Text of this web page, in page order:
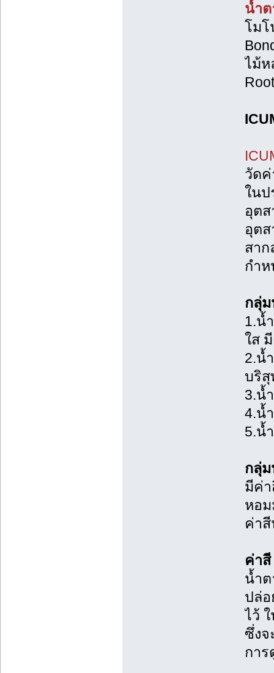
น้ำต
โมโ
ไม้ห
วัด
ในป
อุต
อุต
สาก
กำ
กลุ่
1.น้
ใส
2.น้
บริสุ
3.น้
4.น้
5.น้
กลุ่
มีค่
หอ
ค่า
ค่า
น้ำต
ปล่อ
ไว้
ซึ่งจ
กา